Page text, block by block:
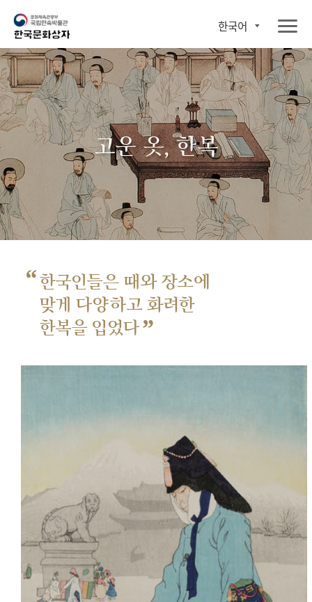
한국어
고운 옷, 한복
“한국인들은 때와 장소에
맞게 다양하고 화려한
한복을 입었다”